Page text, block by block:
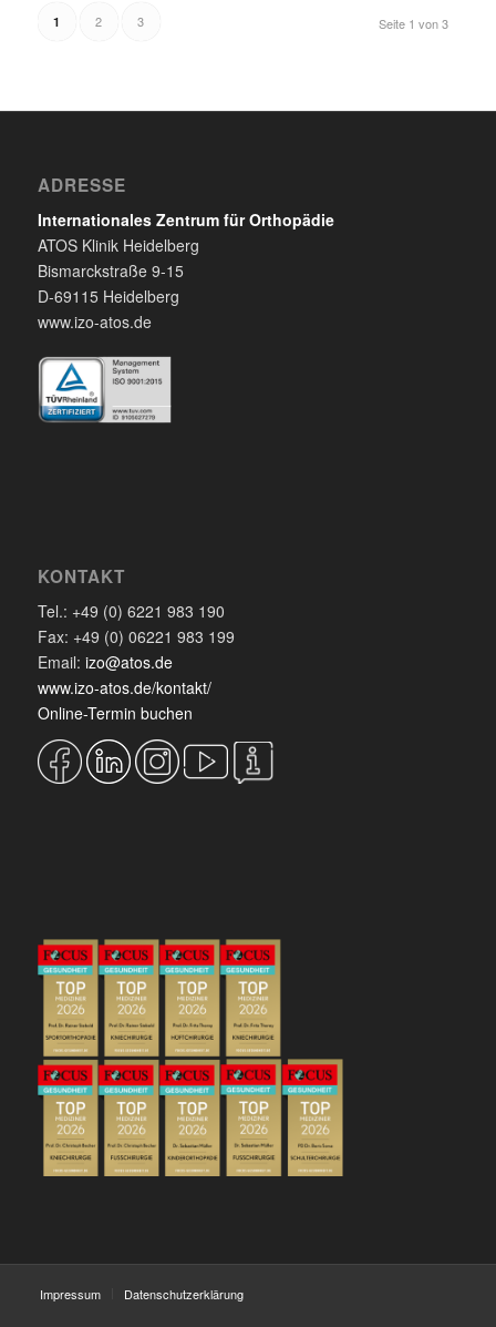
Seite 1 von 3
1 2 3
ADRESSE
Internationales Zentrum für Orthopädie
ATOS Klinik Heidelberg
Bismarckstraße 9-15
D-69115 Heidelberg
www.izo-atos.de
KONTAKT
Tel.: +49 (0) 6221 983 190
Fax: +49 (0) 06221 983 199
Email: izo@atos.de
www.izo-atos.de/kontakt/
Online-Termin buchen
Impressum Datenschutzerklärung